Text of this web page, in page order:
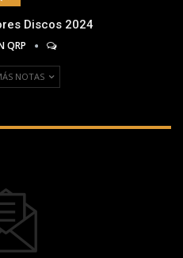
Discos 2024
QRP
NOTAS